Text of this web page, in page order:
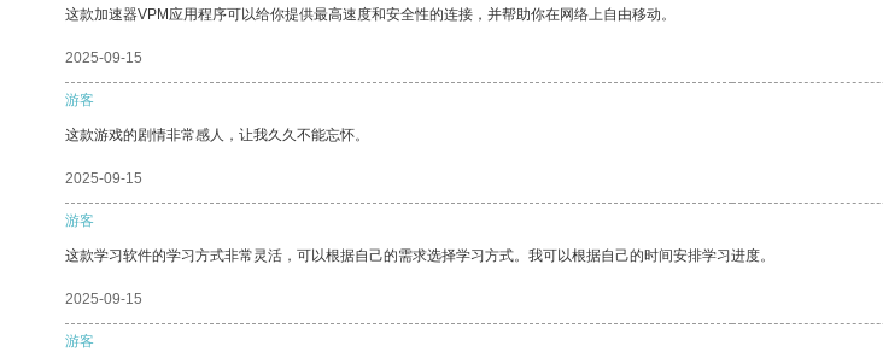
这款加速器VPM应用程序可以给你提供最高速度和安全性的连接，并帮助你在网络上自由移动。
2025-09-15
游客
这款游戏的剧情非常感人，让我久久不能忘怀。
2025-09-15
游客
这款学习软件的学习方式非常灵活，可以根据自己的需求选择学习方式。我可以根据自己的时间安排学习进度。
2025-09-15
游客